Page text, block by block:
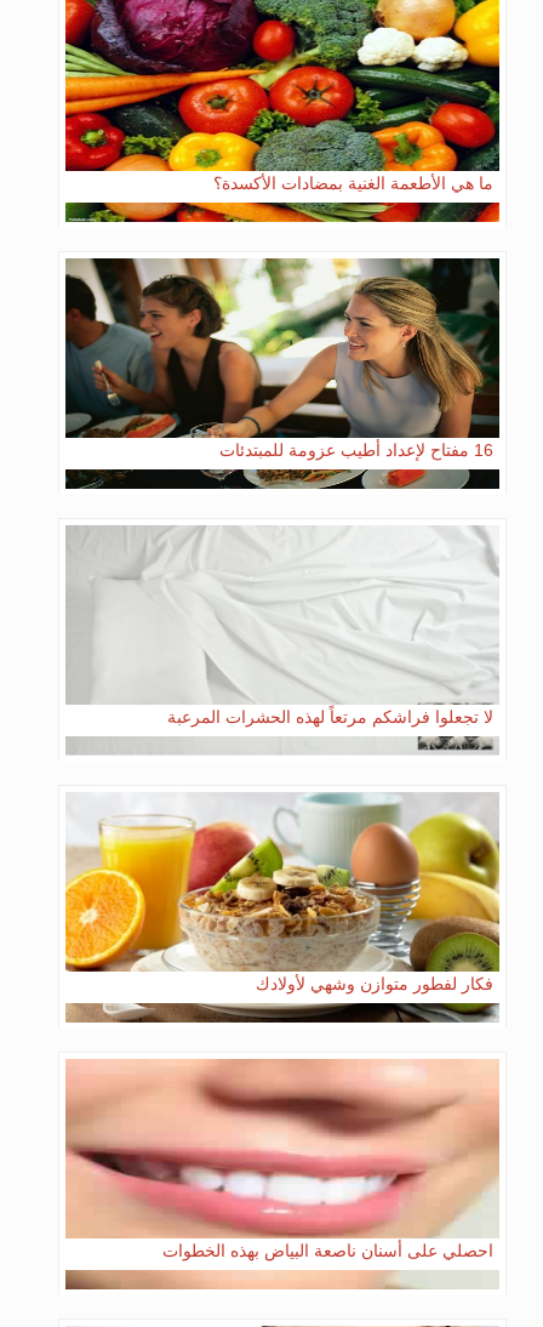
ما هي الأطعمة الغنية بمضادات الأكسدة؟
16 مفتاح لإعداد أطيب عزومة للمبتدئات
لا تجعلوا فراشكم مرتعاً لهذه الحشرات المرعبة
فكار لفطور متوازن وشهي لأولادك
احصلي على أسنان ناصعة البياض بهذه الخطوات